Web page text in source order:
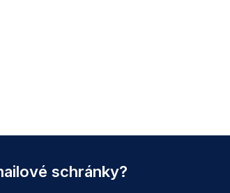
schránky?